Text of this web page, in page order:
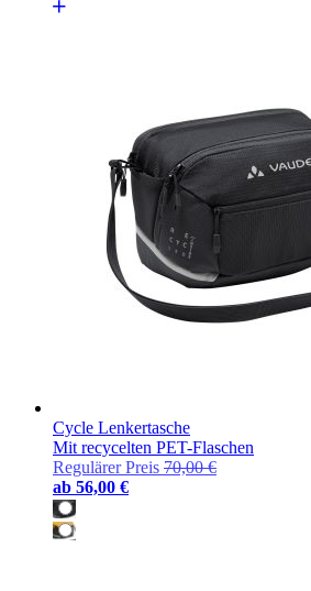
Cycle Lenkertasche
Mit recycelten PET-Flaschen
Regulärer Preis 70,00 €
ab 56,00 €